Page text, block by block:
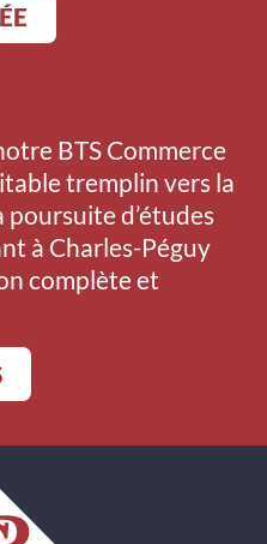
BTS Commerce
tremplin vers la
d’études
à Charles-Péguy
complète et